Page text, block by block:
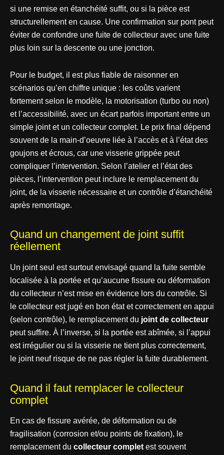
si une remise en étanchéité suffit, ou si la pièce est
structurellement en cause. Une confirmation sur pont peut
éviter de confondre une fuite de collecteur avec une fuite
plus loin sur la descente ou une jonction.
Pour le budget, il est plus fiable de raisonner en
scénarios qu’en chiffre unique : les coûts varient
fortement selon le modèle, la motorisation (turbo ou non)
et l’accessibilité, avec un écart parfois important entre un
simple joint et un collecteur complet. Le prix final dépend
souvent de la main-d’oeuvre liée à l’accès et à l’état des
goujons et écrous, car une visserie grippée peut
compliquer l’intervention. Selon l’atelier et l’état des
pièces, l’intervention peut inclure le remplacement du
joint, de la visserie nécessaire et un contrôle d’étanchéité
après remontage.
Quand un changement de joint suffit
réellement
Un joint seul est surtout envisagé quand la fuite semble
localisée à la portée et qu’aucune fissure ou déformation
du collecteur n’est mise en évidence lors du contrôle. Si
le collecteur est jugé en bon état et correctement en appui
(selon contrôle), le remplacement du joint de collecteur
peut suffire. À l’inverse, si la portée est abîmée, si l’appui
est irrégulier ou si la visserie ne tient plus correctement,
le joint neuf risque de ne pas régler la fuite durablement.
Quand il faut remplacer le collecteur
complet
En cas de fissure avérée, de déformation ou de
fragilisation (corrosion et/ou points de fixation), le
remplacement du collecteur complet est souvent